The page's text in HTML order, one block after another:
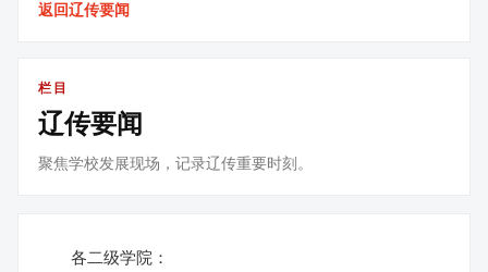
返回辽传要闻
栏目
辽传要闻
聚焦学校发展现场，记录辽传重要时刻。
各二级学院：